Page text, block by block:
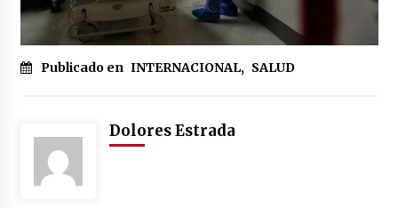
Publicado en INTERNACIONAL, SALUD
Dolores Estrada